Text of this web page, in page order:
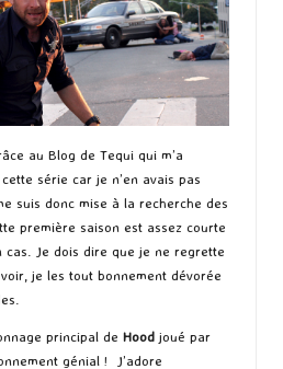
au Blog de Tequi qui m’a
série car je n’en avais pas
suis donc mise à la recherche des
première saison est assez courte
cas. Je dois dire que je ne regrette
je les tout bonnement dévorée
principal de Hood joué par
génial ! J’adore